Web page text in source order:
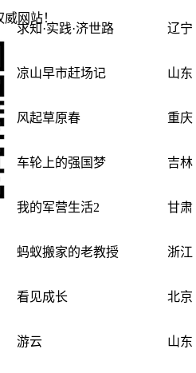
求知·实践·济世路 辽宁
凉山早市赶场记 山东
风起草原春 重庆
车轮上的强国梦 吉林
我的军营生活2 甘肃
蚂蚁搬家的老教授 浙江
看见成长 北京
游云 山东
网站！